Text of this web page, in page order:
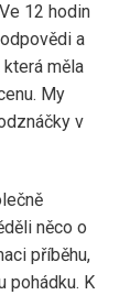
12 hodin
a
měla
My
v
něco o
příběhu,
pohádku. K